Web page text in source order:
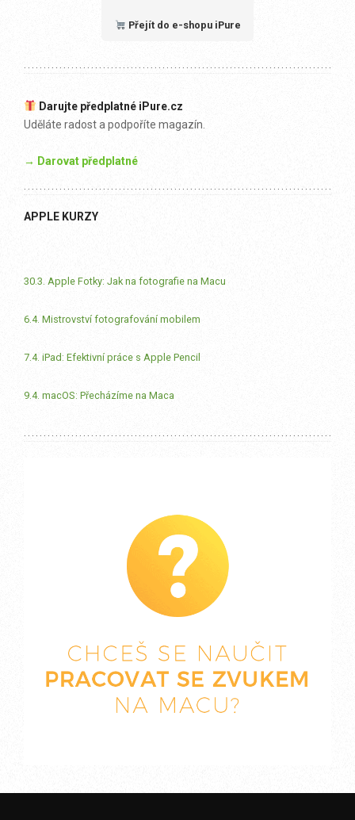
Přejít do e-shopu iPure
Darujte předplatné iPure.cz
Uděláte radost a podpoříte magazín.
→ Darovat předplatné
APPLE KURZY
30.3. Apple Fotky: Jak na fotografie na Macu
6.4. Mistrovství fotografování mobilem
7.4. iPad: Efektivní práce s Apple Pencil
9.4. macOS: Přecházíme na Maca